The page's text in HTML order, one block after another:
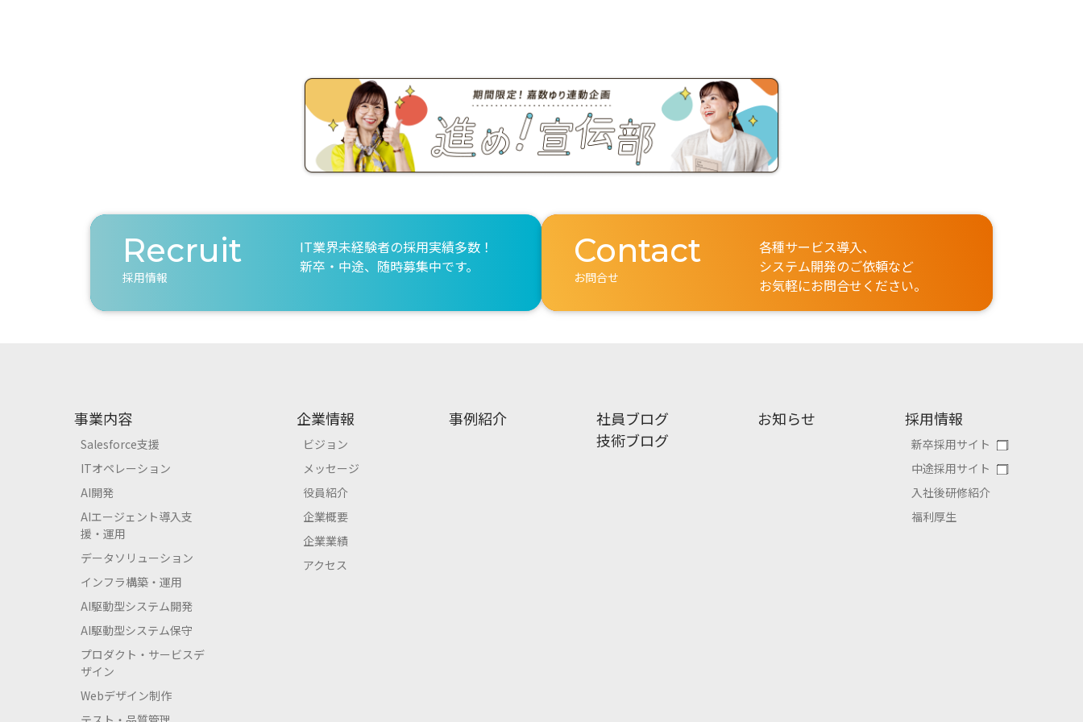
Recruit
採用情報
IT業界未経験者の採用実績多数！
新卒・中途、随時募集中です。
Contact
お問合せ
各種サービス導入、
システム開発のご依頼など
お気軽にお問合せください。
事業内容
Salesforce支援
ITオペレーション
AI開発
AIエージェント導入支
援・運用
データソリューション
インフラ構築・運用
AI駆動型システム開発
AI駆動型システム保守
プロダクト・サービスデ
ザイン
Webデザイン制作
企業情報
ビジョン
メッセージ
役員紹介
企業概要
企業業績
アクセス
事例紹介
社員ブログ
技術ブログ
お知らせ 採用情報
新卒採用サイト
中途採用サイト
入社後研修紹介
福利厚生